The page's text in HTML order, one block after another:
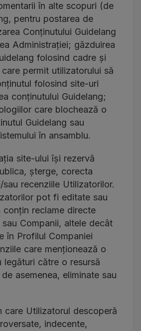
în alte scopuri (de
pentru postarea de
Conținutului Guidelang
Administrației; găzduirea
folosind cadre și
permit utilizatorului să
folosind site-uri
conținutului Guidelang;
care blochează o
Guidelang sau
în ansamblu.
site-ului își rezervă
șterge, corecta
sau recenziile Utilizatorilor.
pot fi editate sau
conțin reclame directe
Companii, altele decât
în Profilul Companiei
care menționează o
legături către o resursă
asemenea, eliminate sau
care Utilizatorul descoperă
indecente,